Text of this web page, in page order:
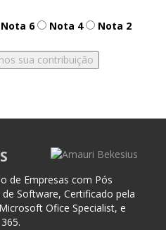
6 Nota 4 Nota 2
de Empresas com Pós
Software, Certificado pela
Ofice Specialist, e